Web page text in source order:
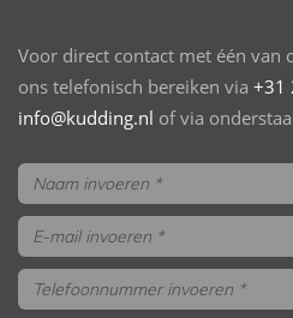
Voor direct contact met één van
ons telefonisch bereiken via +31
info@kudding.nl of via